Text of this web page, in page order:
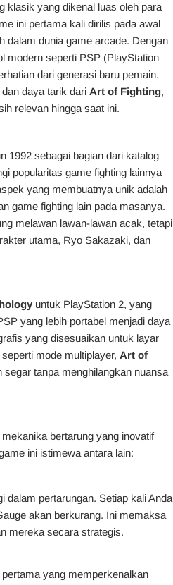
klasik yang dikenal luas oleh para
ini pertama kali dirilis pada awal
dalam dunia game arcade. Dengan
modern seperti PSP (PlayStation
dari generasi baru pemain.
daya tarik dari Art of Fighting,
relevan hingga saat ini.
1992 sebagai bagian dari katalog
popularitas game fighting lainnya
yang membuatnya unik adalah
game fighting lain pada masanya.
melawan lawan-lawan acak, tetapi
utama, Ryo Sakazaki, dan
untuk PlayStation 2, yang
yang lebih portabel menjadi daya
yang disesuaikan untuk layar
mode multiplayer, Art of
tanpa menghilangkan nuansa
bertarung yang inovatif
ini istimewa antara lain:
dalam pertarungan. Setiap kali Anda
akan berkurang. Ini memaksa
mereka secara strategis.
yang memperkenalkan